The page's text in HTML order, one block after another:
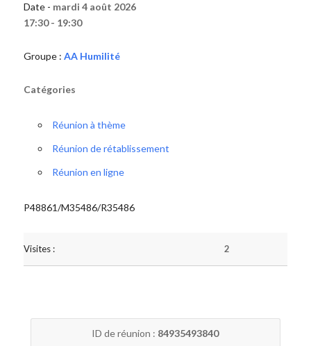
Date - mardi 4 août 2026
17:30 - 19:30
Groupe : AA Humilité
Catégories
Réunion à thème
Réunion de rétablissement
Réunion en ligne
P48861/M35486/R35486
Visites : 2
ID de réunion : 84935493840